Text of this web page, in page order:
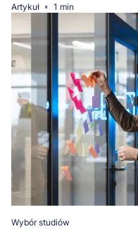
Artykuł 1 min
Wybór studiów